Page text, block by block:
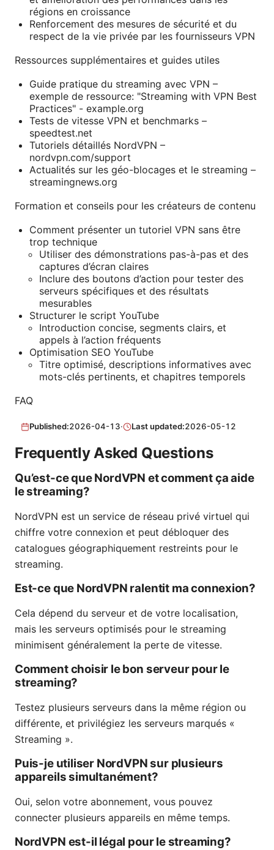
régions en croissance
Renforcement des mesures de sécurité et du
respect de la vie privée par les fournisseurs VPN
Ressources supplémentaires et guides utiles
Guide pratique du streaming avec VPN –
exemple de ressource: "Streaming with VPN Best
Practices" - example.org
Tests de vitesse VPN et benchmarks –
speedtest.net
Tutoriels détaillés NordVPN –
nordvpn.com/support
Actualités sur les géo-blocages et le streaming –
streamingnews.org
Formation et conseils pour les créateurs de contenu
Comment présenter un tutoriel VPN sans être
trop technique
Utiliser des démonstrations pas-à-pas et des
captures d’écran claires
Inclure des boutons d’action pour tester des
serveurs spécifiques et des résultats
mesurables
Structurer le script YouTube
Introduction concise, segments clairs, et
appels à l’action fréquents
Optimisation SEO YouTube
Titre optimisé, descriptions informatives avec
mots-clés pertinents, et chapitres temporels
FAQ
Published:2026-04-13· Last updated:2026-05-12
Frequently Asked Questions
Qu’est-ce que NordVPN et comment ça aide
le streaming?
NordVPN est un service de réseau privé virtuel qui
chiffre votre connexion et peut débloquer des
catalogues géographiquement restreints pour le
streaming.
Est-ce que NordVPN ralentit ma connexion?
Cela dépend du serveur et de votre localisation,
mais les serveurs optimisés pour le streaming
minimisent généralement la perte de vitesse.
Comment choisir le bon serveur pour le
streaming?
Testez plusieurs serveurs dans la même région ou
différente, et privilégiez les serveurs marqués «
Streaming ».
Puis-je utiliser NordVPN sur plusieurs
appareils simultanément?
Oui, selon votre abonnement, vous pouvez
connecter plusieurs appareils en même temps.
NordVPN est-il légal pour le streaming?